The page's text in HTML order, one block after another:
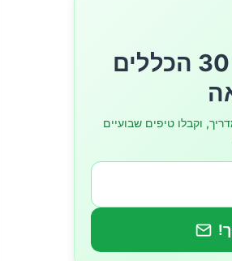
🎁 קבלו חינם: מדריך 30 הכללים
את המדריך, וקבלו טיפים שבועיים